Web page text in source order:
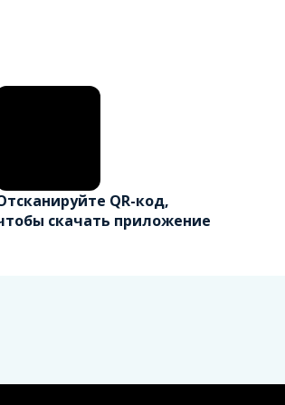
QR-код,
скачать приложение